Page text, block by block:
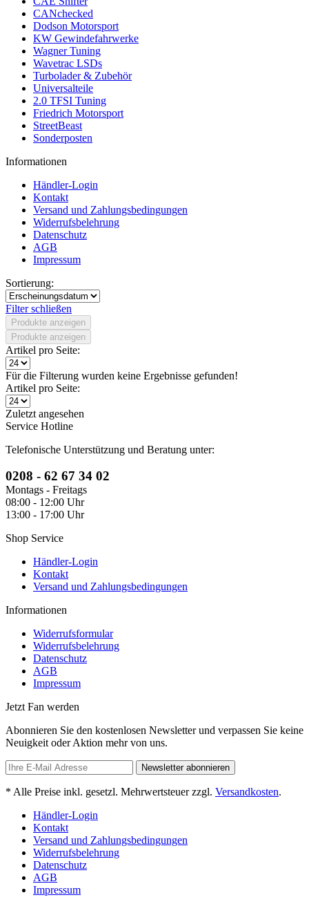
CANchecked
Dodson Motorsport
KW Gewindefahrwerke
Wagner Tuning
Wavetrac LSDs
Turbolader & Zubehör
Universalteile
2.0 TFSI Tuning
Friedrich Motorsport
StreetBeast
Sonderposten
Informationen
Händler-Login
Kontakt
Versand und Zahlungsbedingungen
Widerrufsbelehrung
Datenschutz
AGB
Impressum
Sortierung:
Filter schließen
Produkte anzeigen
Produkte anzeigen
Artikel pro Seite:
Für die Filterung wurden keine Ergebnisse gefunden!
Artikel pro Seite:
Zuletzt angesehen
Service Hotline
Telefonische Unterstützung und Beratung unter:
0208 - 62 67 34 02
Montags - Freitags
08:00 - 12:00 Uhr
13:00 - 17:00 Uhr
Shop Service
Händler-Login
Kontakt
Versand und Zahlungsbedingungen
Informationen
Widerrufsformular
Widerrufsbelehrung
Datenschutz
AGB
Impressum
Jetzt Fan werden
Abonnieren Sie den kostenlosen Newsletter und verpassen Sie keine
Neuigkeit oder Aktion mehr von uns.
Newsletter abonnieren
* Alle Preise inkl. gesetzl. Mehrwertsteuer zzgl. Versandkosten.
Händler-Login
Kontakt
Versand und Zahlungsbedingungen
Widerrufsbelehrung
Datenschutz
AGB
Impressum